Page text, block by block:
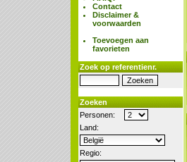
Contact
Disclaimer &
voorwaarden
Toevoegen aan
favorieten
Zoek op referentienr.
Zoeken
Personen:
Land:
Regio: